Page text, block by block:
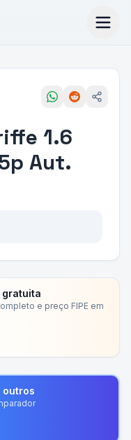
1.6
Aut.
e preço FIPE em
outros